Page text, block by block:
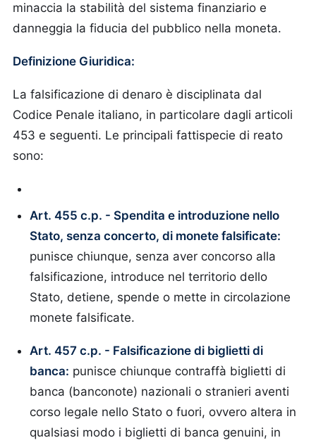
minaccia la stabilità del sistema finanziario e
danneggia la fiducia del pubblico nella moneta.
Definizione Giuridica:
La falsificazione di denaro è disciplinata dal
Codice Penale italiano, in particolare dagli articoli
453 e seguenti. Le principali fattispecie di reato
sono:
Art. 455 c.p. - Spendita e introduzione nello
Stato, senza concerto, di monete falsificate:
punisce chiunque, senza aver concorso alla
falsificazione, introduce nel territorio dello
Stato, detiene, spende o mette in circolazione
monete falsificate.
Art. 457 c.p. - Falsificazione di biglietti di
banca: punisce chiunque contraffà biglietti di
banca (banconote) nazionali o stranieri aventi
corso legale nello Stato o fuori, ovvero altera in
qualsiasi modo i biglietti di banca genuini, in